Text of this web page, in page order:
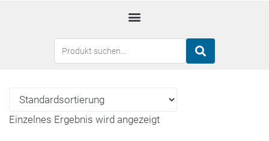
Einzelnes Ergebnis wird angezeigt